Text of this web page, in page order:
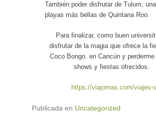
También poder disfrutar de Tulum,
playas más bellas de Quintana Roo.
Para finalizar, como buen
disfrutar de la magia que ofrece la
Coco Bongo. en Cancún y perderme
shows y fiestas ofrecidos.
https://viajomas.com/viajes-
Publicada en Uncategorized